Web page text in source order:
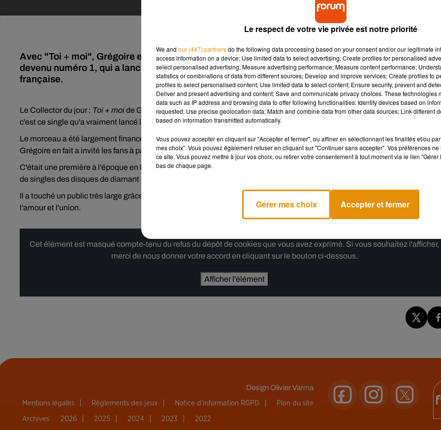
Avec "Toi + moi", Grégoire explose en 2008 grâce à My Major Company. Un single participatif
devenu numéro 1, qui a lancé sa carrière et marqué un tournant dans la production musicale
française.
Le Collector du jour : Toi + moide Grégoire. Alors pour ça, on remonte en 2008. On le découvre sur l'albumLe même soleil
c'est ce single qu'a vraiment lancé la carrière de Grégoire.
Le morceau a été largement financé et promu grâce à la plate-forme de financement participatif My Major Company où
Grégoire en fait a invité les fans à participer au projet. N'importe qui devenait producteur.
C'était une première à l'époque en France pour un artiste pop, le titre est devenu un immense succès, numéro un des
de singles des disques de diamant en France.
Il a touché un public très large grâce à la fois une mélodie plutôt simple et une philosophie positive presque universelle
l'amour et l'union.
Cet élément est masqué compte-tenu du refus du dépôt de cookies que vous avez exprimé. Si vous souhaitez l'afficher,
merci de nous donner votre accord en cliquant sur le bouton ci-dessous.
Afficher l'élément
DesignOlivier Varma
Mentions légales Règlements des jeux Notice d’information RGPD Plan du site
Archives 2026 2025 2024 2023 2022
Le respect de votre vie privée est notre priorité
We and our (447) partnersdo the following data processing based on your consent and/or our legitimate
access information on a device; Use limited data to select advertising; Create profiles for personalised
select personalised advertising; Measure advertising performance; Measure content performance;
statistics or combinations of data from different sources; Develop and improve services; Create profiles to
profiles to select personalised content; Use limited data to select content; Ensure security, prevent and
Deliver and present advertising and content; Save and communicate privacy choices. These technologies
data such as IP address and browsing data to offer following functionalities: Identify devices based on
requested; Use precise geolocation data; Match and combine data from other data sources; Link different
based on information transmitted automatically.
Vous pouvez accepter en cliquant sur "Accepter et fermer", ou affiner en sélectionnant les finalités et/ou
mes choix". Vous pouvez également refuser en cliquant sur "Continuer sans accepter". Vos préférences
ce site. Vous pouvez mettre à jour vos choix, ou retirer votre consentement à tout moment via le lien
bas de chaque page.
Gérer mes choix Accepter et fermer